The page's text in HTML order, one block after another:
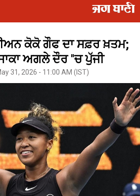
ਕੋਕੋ ਗੌਫ ਦਾ ਸਫ਼ਰ ਖ਼ਤਮ;
ਅਗਲੇ ਦੌਰ ''ਚ ਪੁੱਜੀ
31, 2026 - 11:00 AM (IST)